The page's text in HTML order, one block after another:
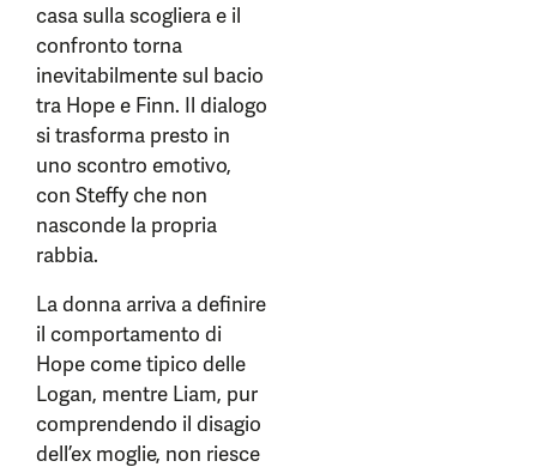
casa sulla scogliera e il
confronto torna
inevitabilmente sul bacio
tra Hope e Finn. Il dialogo
si trasforma presto in
uno scontro emotivo,
con Steffy che non
nasconde la propria
rabbia.
La donna arriva a definire
il comportamento di
Hope come tipico delle
Logan, mentre Liam, pur
comprendendo il disagio
dell’ex moglie, non riesce